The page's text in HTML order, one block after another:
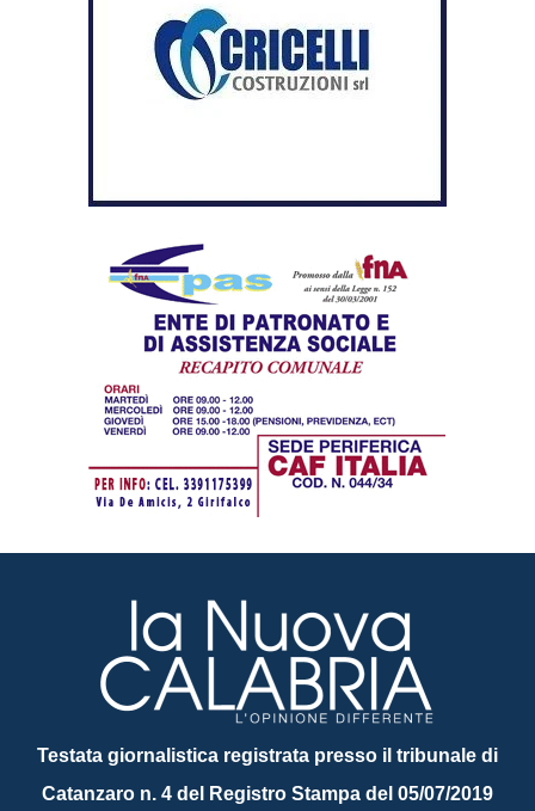
Testata giornalistica registrata presso il tribunale di
Catanzaro n. 4 del Registro Stampa del 05/07/2019